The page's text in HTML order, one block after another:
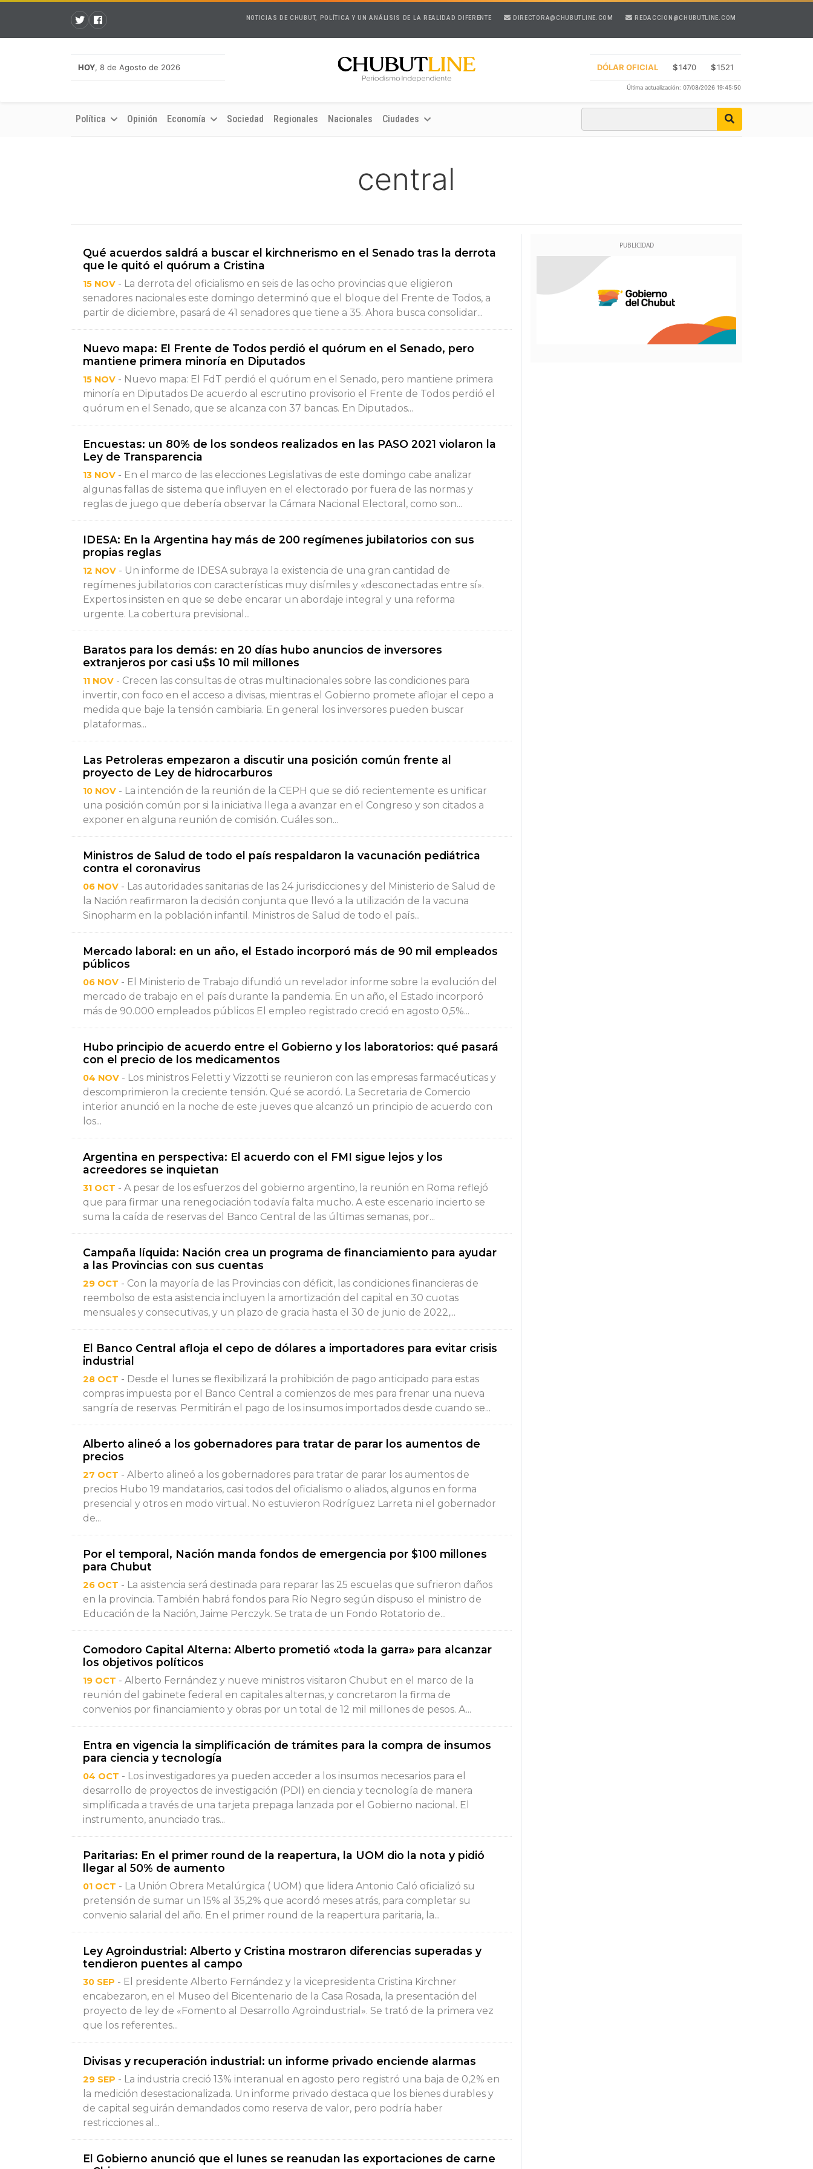
NOTICIAS DE CHUBUT, POLÍTICA Y UN ANÁLISIS DE LA REALIDAD DIFERENTE DIRECTORA@CHUBUTLINE.COM REDACCION@CHUBUTLINE.COM
HOY, 8 de Agosto de 2026 DÓLAR OFICIAL $1470 $1521
Última actualización: 07/08/2026 19:45:50
Política Opinión Economía Sociedad Regionales Nacionales Ciudades
central
Qué acuerdos saldrá a buscar el kirchnerismo en el Senado tras la derrota
que le quitó el quórum a Cristina
15 NOV - La derrota del oficialismo en seis de las ocho provincias que eligieron
senadores nacionales este domingo determinó que el bloque del Frente de Todos, a
partir de diciembre, pasará de 41 senadores que tiene a 35. Ahora busca consolidar...
Nuevo mapa: El Frente de Todos perdió el quórum en el Senado, pero
mantiene primera minoría en Diputados
15 NOV - Nuevo mapa: El FdT perdió el quórum en el Senado, pero mantiene primera
minoría en Diputados De acuerdo al escrutino provisorio el Frente de Todos perdió el
quórum en el Senado, que se alcanza con 37 bancas. En Diputados...
Encuestas: un 80% de los sondeos realizados en las PASO 2021 violaron la
Ley de Transparencia
13 NOV - En el marco de las elecciones Legislativas de este domingo cabe analizar
algunas fallas de sistema que influyen en el electorado por fuera de las normas y
reglas de juego que debería observar la Cámara Nacional Electoral, como son...
IDESA: En la Argentina hay más de 200 regímenes jubilatorios con sus
propias reglas
12 NOV - Un informe de IDESA subraya la existencia de una gran cantidad de
regímenes jubilatorios con características muy disímiles y «desconectadas entre sí».
Expertos insisten en que se debe encarar un abordaje integral y una reforma
urgente. La cobertura previsional...
Baratos para los demás: en 20 días hubo anuncios de inversores
extranjeros por casi u$s 10 mil millones
11 NOV - Crecen las consultas de otras multinacionales sobre las condiciones para
invertir, con foco en el acceso a divisas, mientras el Gobierno promete aflojar el cepo a
medida que baje la tensión cambiaria. En general los inversores pueden buscar
plataformas...
Las Petroleras empezaron a discutir una posición común frente al
proyecto de Ley de hidrocarburos
10 NOV - La intención de la reunión de la CEPH que se dió recientemente es unificar
una posición común por si la iniciativa llega a avanzar en el Congreso y son citados a
exponer en alguna reunión de comisión. Cuáles son...
Ministros de Salud de todo el país respaldaron la vacunación pediátrica
contra el coronavirus
06 NOV - Las autoridades sanitarias de las 24 jurisdicciones y del Ministerio de Salud de
la Nación reafirmaron la decisión conjunta que llevó a la utilización de la vacuna
Sinopharm en la población infantil. Ministros de Salud de todo el país...
Mercado laboral: en un año, el Estado incorporó más de 90 mil empleados
públicos
06 NOV - El Ministerio de Trabajo difundió un revelador informe sobre la evolución del
mercado de trabajo en el país durante la pandemia. En un año, el Estado incorporó
más de 90.000 empleados públicos El empleo registrado creció en agosto 0,5%...
Hubo principio de acuerdo entre el Gobierno y los laboratorios: qué pasará
con el precio de los medicamentos
04 NOV - Los ministros Feletti y Vizzotti se reunieron con las empresas farmacéuticas y
descomprimieron la creciente tensión. Qué se acordó. La Secretaria de Comercio
interior anunció en la noche de este jueves que alcanzó un principio de acuerdo con
los...
Argentina en perspectiva: El acuerdo con el FMI sigue lejos y los
acreedores se inquietan
31 OCT - A pesar de los esfuerzos del gobierno argentino, la reunión en Roma reflejó
que para firmar una renegociación todavía falta mucho. A este escenario incierto se
suma la caída de reservas del Banco Central de las últimas semanas, por...
Campaña líquida: Nación crea un programa de financiamiento para ayudar
a las Provincias con sus cuentas
29 OCT - Con la mayoría de las Provincias con déficit, las condiciones financieras de
reembolso de esta asistencia incluyen la amortización del capital en 30 cuotas
mensuales y consecutivas, y un plazo de gracia hasta el 30 de junio de 2022,...
El Banco Central afloja el cepo de dólares a importadores para evitar crisis
industrial
28 OCT - Desde el lunes se flexibilizará la prohibición de pago anticipado para estas
compras impuesta por el Banco Central a comienzos de mes para frenar una nueva
sangría de reservas. Permitirán el pago de los insumos importados desde cuando se...
Alberto alineó a los gobernadores para tratar de parar los aumentos de
precios
27 OCT - Alberto alineó a los gobernadores para tratar de parar los aumentos de
precios Hubo 19 mandatarios, casi todos del oficialismo o aliados, algunos en forma
presencial y otros en modo virtual. No estuvieron Rodríguez Larreta ni el gobernador
de...
Por el temporal, Nación manda fondos de emergencia por $100 millones
para Chubut
26 OCT - La asistencia será destinada para reparar las 25 escuelas que sufrieron daños
en la provincia. También habrá fondos para Río Negro según dispuso el ministro de
Educación de la Nación, Jaime Perczyk. Se trata de un Fondo Rotatorio de...
Comodoro Capital Alterna: Alberto prometió «toda la garra» para alcanzar
los objetivos políticos
19 OCT - Alberto Fernández y nueve ministros visitaron Chubut en el marco de la
reunión del gabinete federal en capitales alternas, y concretaron la firma de
convenios por financiamiento y obras por un total de 12 mil millones de pesos. A...
Entra en vigencia la simplificación de trámites para la compra de insumos
para ciencia y tecnología
04 OCT - Los investigadores ya pueden acceder a los insumos necesarios para el
desarrollo de proyectos de investigación (PDI) en ciencia y tecnología de manera
simplificada a través de una tarjeta prepaga lanzada por el Gobierno nacional. El
instrumento, anunciado tras...
Paritarias: En el primer round de la reapertura, la UOM dio la nota y pidió
llegar al 50% de aumento
01 OCT - La Unión Obrera Metalúrgica ( UOM) que lidera Antonio Caló oficializó su
pretensión de sumar un 15% al 35,2% que acordó meses atrás, para completar su
convenio salarial del año. En el primer round de la reapertura paritaria, la...
Ley Agroindustrial: Alberto y Cristina mostraron diferencias superadas y
tendieron puentes al campo
30 SEP - El presidente Alberto Fernández y la vicepresidenta Cristina Kirchner
encabezaron, en el Museo del Bicentenario de la Casa Rosada, la presentación del
proyecto de ley de «Fomento al Desarrollo Agroindustrial». Se trató de la primera vez
que los referentes...
Divisas y recuperación industrial: un informe privado enciende alarmas
29 SEP - La industria creció 13% interanual en agosto pero registró una baja de 0,2% en
la medición desestacionalizada. Un informe privado destaca que los bienes durables y
de capital seguirán demandados como reserva de valor, pero podría haber
restricciones al...
El Gobierno anunció que el lunes se reanudan las exportaciones de carne